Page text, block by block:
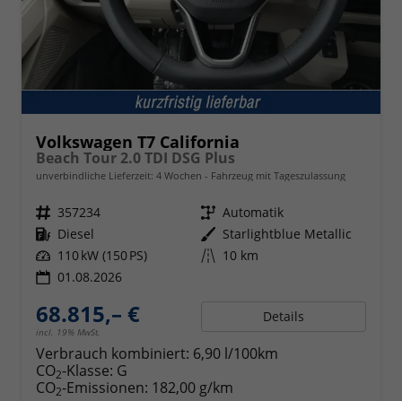
Volkswagen T7 California
Beach Tour 2.0 TDI DSG Plus
unverbindliche Lieferzeit: 4 Wochen Fahrzeug mit Tageszulassung
Fahrzeugnr. 357234 Getriebe Automatik
Kraftstoff Diesel Außenfarbe Starlightblue Metallic
Leistung 110 kW (150 PS) Kilometerstand 10 km
01.08.2026
68.815,– €
incl. 19% MwSt.
Details
Verbrauch kombiniert: 6,90 l/100km
CO2-Klasse: G
CO2-Emissionen: 182,00 g/km